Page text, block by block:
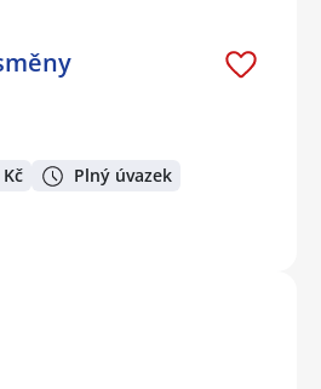
Plný úvazek